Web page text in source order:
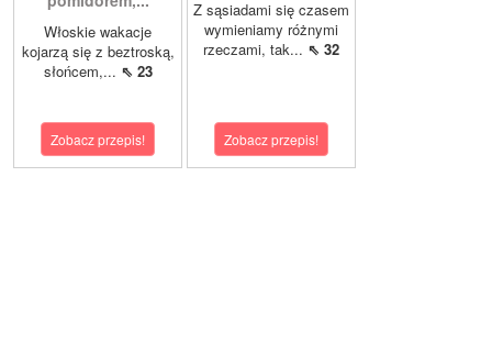
Włoskie wakacje
kojarzą się z beztroską,
słońcem,... ⇖ 23
Zobacz przepis!
Z sąsiadami się czasem
wymieniamy różnymi
rzeczami, tak... ⇖ 32
Zobacz przepis!